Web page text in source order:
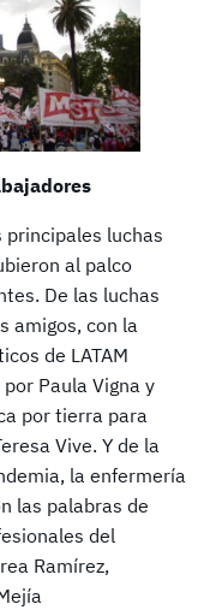
luchas
al palco
De las luchas
amigos, con la
de LATAM
Paula Vigna y
por tierra para
Vive. Y de la
la enfermería
las palabras de
del
Ramírez,